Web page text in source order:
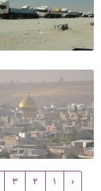
‹
1
2
3